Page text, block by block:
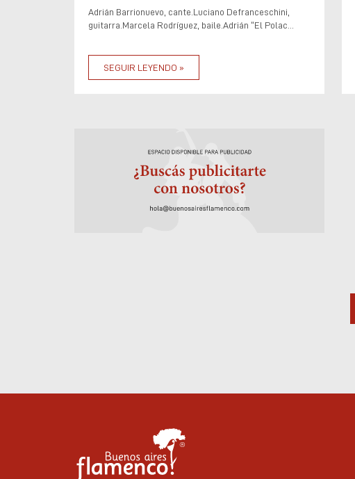
Adrián Barrionuevo, cante.Luciano Defranceschini,
guitarra.Marcela Rodríguez, baile.Adrián “El Polac...
SEGUIR LEYENDO »